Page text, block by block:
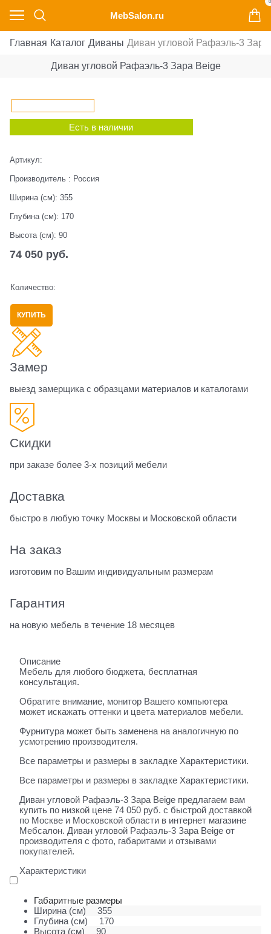
MebSalon.ru
0
Главная Каталог Диваны Диван угловой Рафаэль-3
Диван угловой Рафаэль-3 Зара Beige
Есть в наличии
Артикул:
Производитель : Россия
Ширина (см): 355
Глубина (см): 170
Высота (см): 90
74 050 руб.
Количество:
КУПИТЬ
Замер
выезд замерщика с образцами материалов и каталогами
Скидки
при заказе более 3-х позиций мебели
Доставка
быстро в любую точку Москвы и Московской области
На заказ
изготовим по Вашим индивидуальным размерам
Гарантия
на новую мебель в течение 18 месяцев
Описание
Мебель для любого бюджета, бесплатная
консультация.
Обратите внимание, монитор Вашего компьютера
может искажать оттенки и цвета материалов мебели.
Фурнитура может быть заменена на аналогичную по
усмотрению производителя.
Все параметры и размеры в закладке Характеристики.
Все параметры и размеры в закладке Характеристики.
Диван угловой Рафаэль-3 Зара Beige предлагаем вам
купить по низкой цене 74 050 руб. с быстрой доставкой
по Москве и Московской области в интернет магазине
Мебсалон. Диван угловой Рафаэль-3 Зара Beige от
производителя с фото, габаритами и отзывами
покупателей.
Характеристики
Габаритные размеры
Ширина (см)
355
Глубина (см)
170
Высота (см)
90